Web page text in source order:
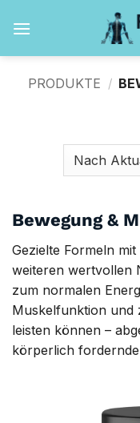
Inhalt
PRODUKTE /
Bewegung &
Gezielte Formeln
weiteren wertvollen
zum normalen
Muskelfunktion und
leisten können –
körperlich